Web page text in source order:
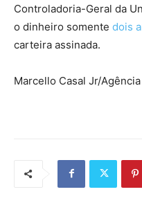
Controladoria-Geral da
o dinheiro somente dois
carteira assinada.
Marcello Casal Jr/